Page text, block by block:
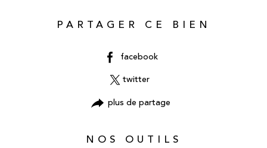
PARTAGER CE BIEN
facebook
twitter
plus de partage
NOS OUTILS